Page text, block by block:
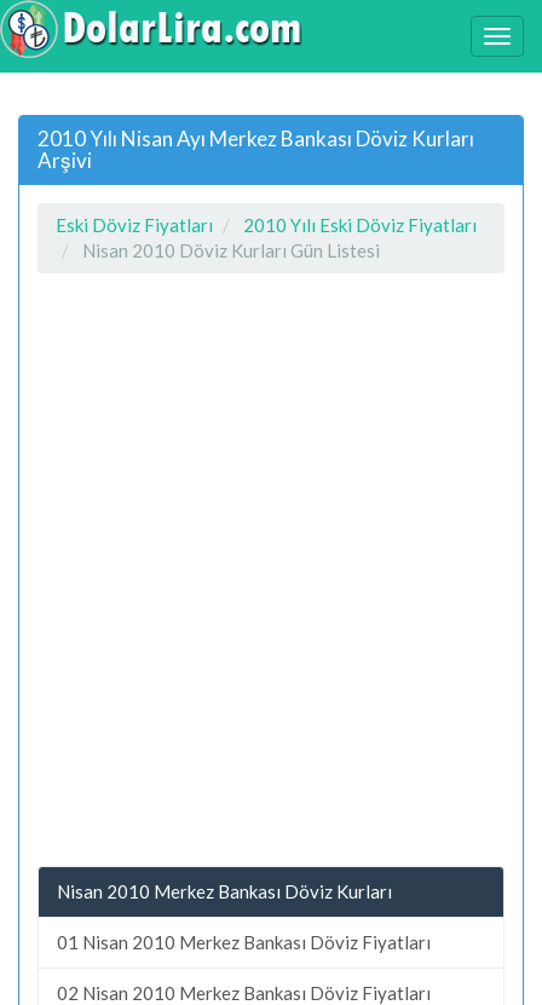
2010 Yılı Nisan Ayı Merkez Bankası Döviz Kurları
Arşivi
Eski Döviz Fiyatları
2010 Yılı Eski Döviz Fiyatları
Nisan 2010 Döviz Kurları Gün Listesi
Nisan 2010 Merkez Bankası Döviz Kurları
01 Nisan 2010 Merkez Bankası Döviz Fiyatları
02 Nisan 2010 Merkez Bankası Döviz Fiyatları